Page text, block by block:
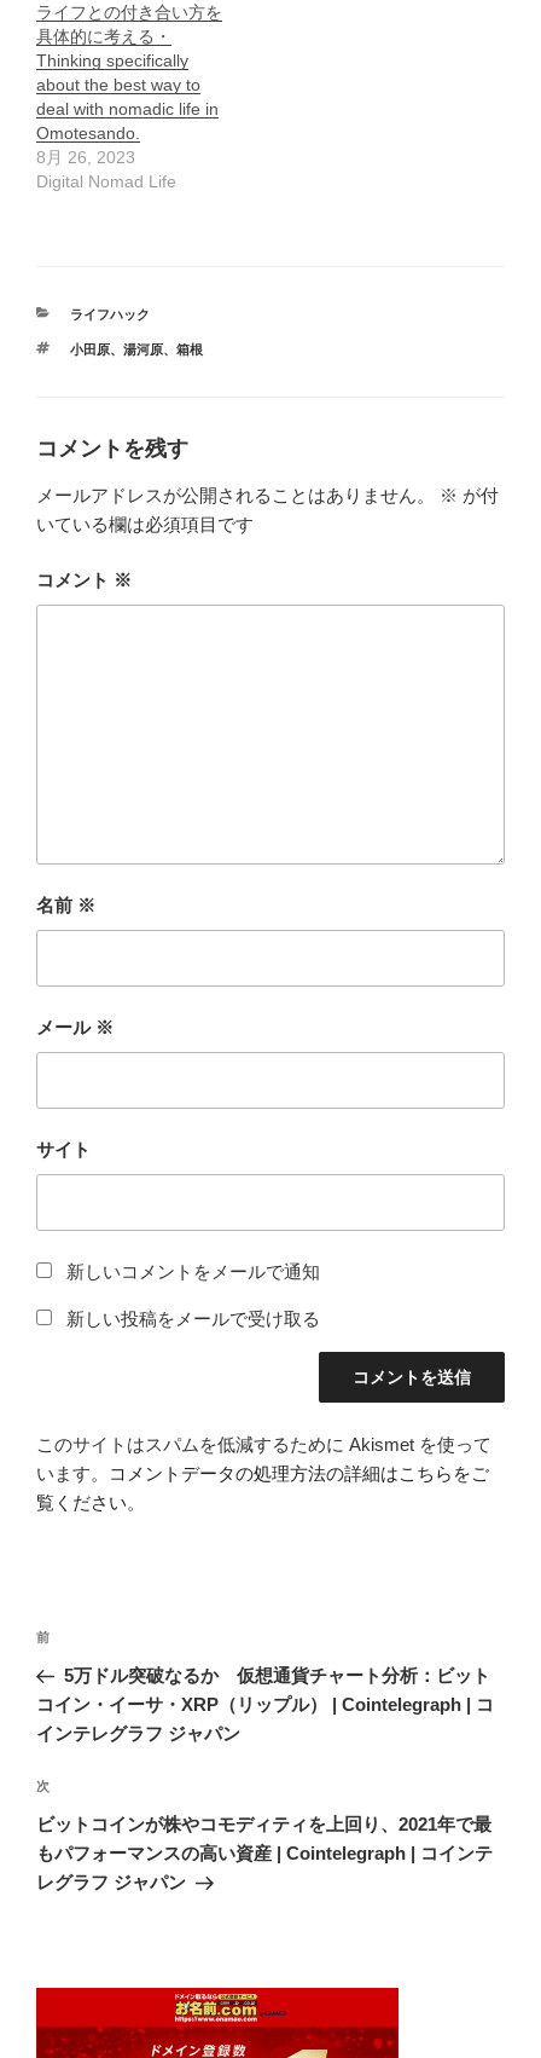
ライフとの付き合い方を
具体的に考える・
Thinking specifically
about the best way to
deal with nomadic life in
Omotesando.
8月 26, 2023
Digital Nomad Life
カ
ゴ
ライフハック
タ
小田原、 湯河原、 箱根
コメントを残す
メールアドレスが公開されることはありません。 ※ が付
いている欄は必須項目です
コメント ※
名前 ※
メール ※
サイト
新しいコメントをメールで通知
新しい投稿をメールで受け取る
このサイトはスパムを低減するために Akismet を使って
います。
コメントデータの処理方法の詳細はこちらをご
覧ください。
投
ナ
ビ
ー
シ
ョ
ン
前
の
投
稿
前
5万ドル突破なるか 仮想通貨チャート分析：ビット
コイン・イーサ・XRP（リップル） | Cointelegraph | コ
インテレグラフ ジャパン
次
の
投
稿
次
ビットコインが株やコモディティを上回り、2021年で最
もパフォーマンスの高い資産 | Cointelegraph | コインテ
レグラフ ジャパン